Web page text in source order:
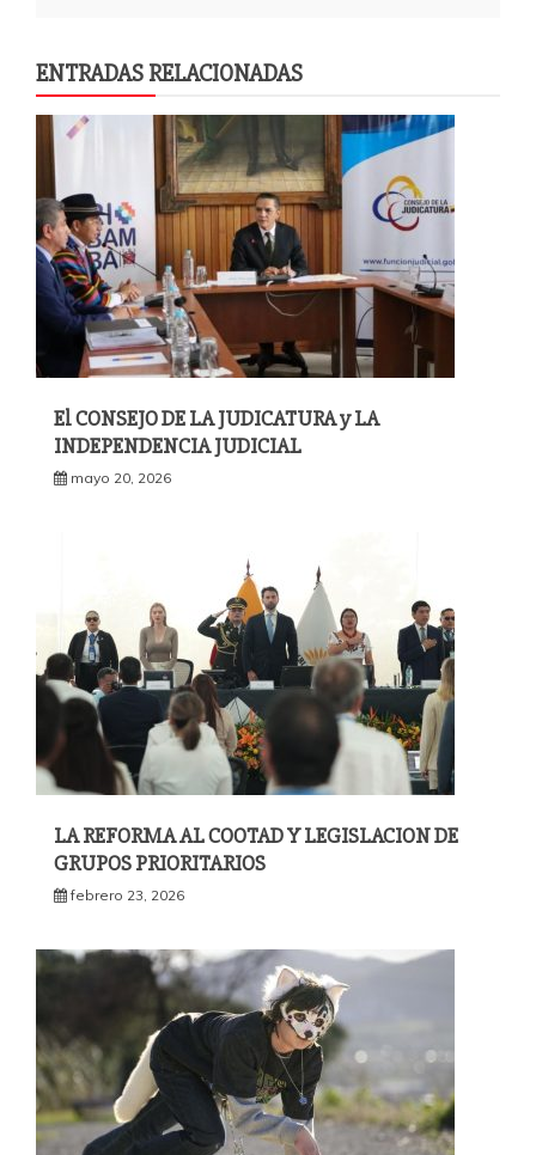
ENTRADAS RELACIONADAS
El CONSEJO DE LA JUDICATURA y LA
INDEPENDENCIA JUDICIAL
mayo 20, 2026
LA REFORMA AL COOTAD Y LEGISLACION DE
GRUPOS PRIORITARIOS
febrero 23, 2026